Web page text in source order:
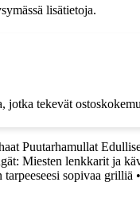
lisätietoja.
tekevät
Puutarhamullat
Miesten lenkkarit ja
sopivaa grilliä •